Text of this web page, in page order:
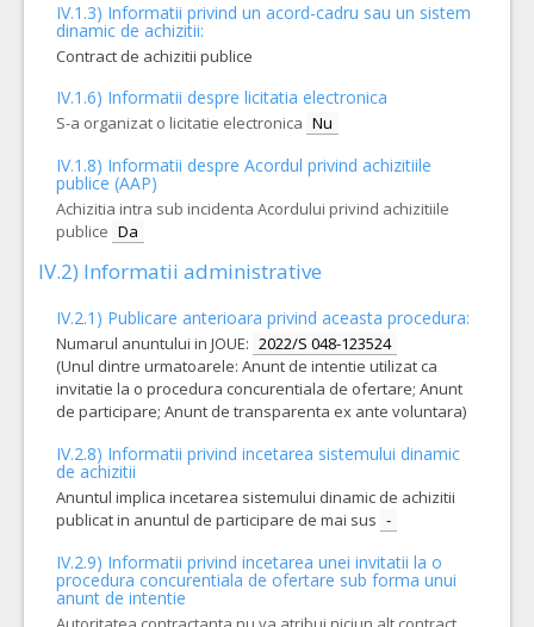
IV.1.3) Informatii privind un acord-cadru sau un sistem
dinamic de achizitii:
Contract de achizitii publice
IV.1.6) Informatii despre licitatia electronica
S-a organizat o licitatie electronica Nu
IV.1.8) Informatii despre Acordul privind achizitiile
publice (AAP)
Achizitia intra sub incidenta Acordului privind achizitiile
publice Da
IV.2) Informatii administrative
IV.2.1) Publicare anterioara privind aceasta procedura:
Numarul anuntului in JOUE: 2022/S 048-123524
(Unul dintre urmatoarele: Anunt de intentie utilizat ca
invitatie la o procedura concurentiala de ofertare; Anunt
de participare; Anunt de transparenta ex ante voluntara)
IV.2.8) Informatii privind incetarea sistemului dinamic
de achizitii
Anuntul implica incetarea sistemului dinamic de achizitii
publicat in anuntul de participare de mai sus -
IV.2.9) Informatii privind incetarea unei invitatii la o
procedura concurentiala de ofertare sub forma unui
anunt de intentie